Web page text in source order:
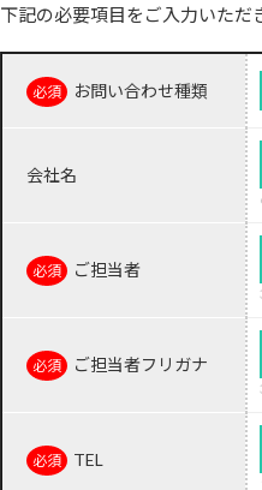
下記の必要項目をご入力いただ
お問い合わせ種類
会社名
ご担当者
ご担当者フリガナ
TEL